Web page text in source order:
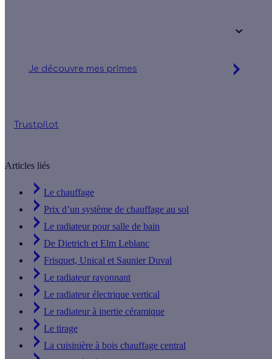
Je découvre mes primes
Trustpilot
Articles liés
Le chauffage
Prix d’un système de chauffage au sol
Le radiateur pour salle de bain
De Dietrich et Elm Leblanc
Frisquet, Unical et Saunier Duval
Le radiateur rayonnant
Le radiateur électrique vertical
Le radiateur à inertie céramique
Le tirage
La cuisinière à bois chauffage central